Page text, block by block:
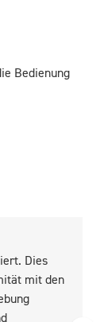
Bedienung
Dies
mit den